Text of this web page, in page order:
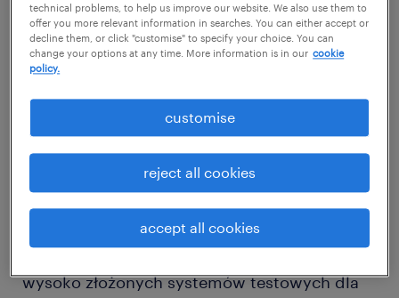
operacyjnego oraz transferem wielkich,
międzynarodowych linii technologicznych,
poszukujemy utalentowanego i
zmotywowanego Starszego Inżyniera ds.
Oprogramowania (LabVIEW).
W tej roli staniesz się kluczowym filarem
Będziesz odpowiadać za projektowanie,
wysoko złożonych systemów testowych dla
technical problems, to help us improve our website. We also use them to
offer you more relevant information in searches. You can either accept or
decline them, or click "customise" to specify your choice. You can
change your options at any time. More information is in our cookie
policy.
accept all cookies
reject all cookies
customise